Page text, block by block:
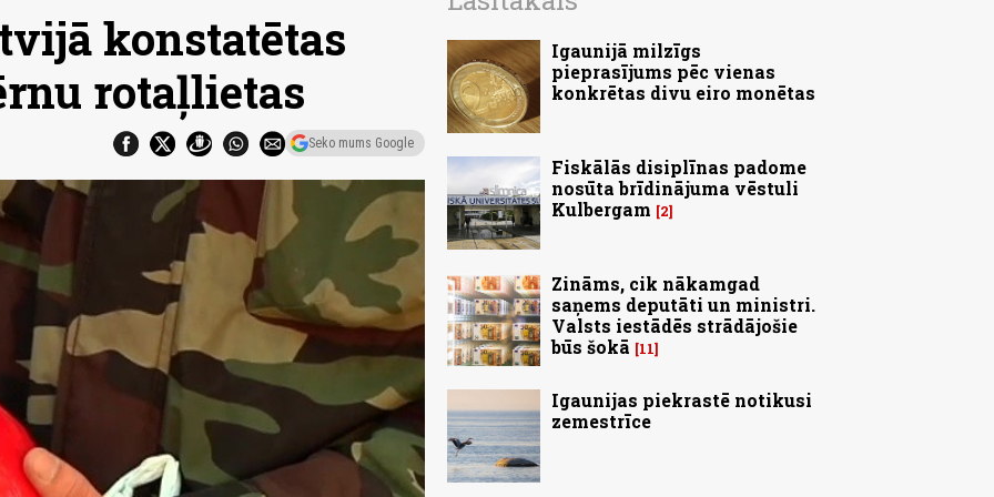
konstatētas
rotaļlietas
Seko mums Google
Igaunijā milzīgs
pieprasījums pēc vienas
konkrētas divu eiro monētas
Fiskālās disiplīnas padome
nosūta brīdinājuma vēstuli
Kulbergam
2
Zināms, cik nākamgad
saņems deputāti un ministri.
Valsts iestādēs strādājošie
būs šokā
11
Igaunijas piekrastē notikusi
zemestrīce